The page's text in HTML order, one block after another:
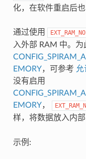
化，在软件重启后也
通过使用
入外部 RAM 中。为
EMORY，可参考
没有启用
EMORY，
样，将数据放入内
示例: